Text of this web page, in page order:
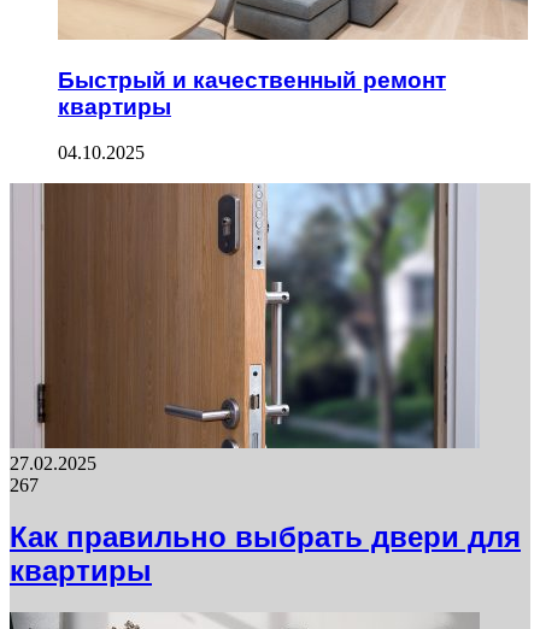
Быстрый и качественный ремонт
квартиры
04.10.2025
27.02.2025
267
Как правильно выбрать двери для
квартиры